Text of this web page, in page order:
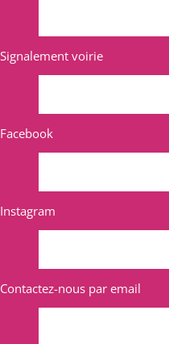
Signalement voirie
Facebook
Instagram
Contactez-nous par email